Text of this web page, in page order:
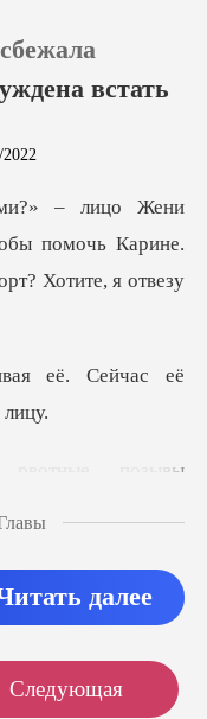
встать
помочь Карине.
вая её. Сейчас её
ые позывы
далее
Следующая